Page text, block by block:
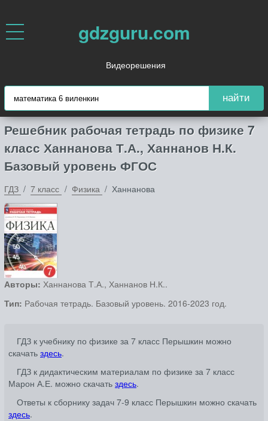
gdzguru.com
Видеорешения
найти
Решебник рабочая тетрадь по физике 7
класс Ханнанова Т.А., Ханнанов Н.К.
Базовый уровень ФГОС
ГДЗ 7 класс Физика Ханнанова
Авторы: Ханнанова Т.А., Ханнанов Н.К..
Тип: Рабочая тетрадь. Базовый уровень. 2016-2023 год.
ГДЗ к учебнику по физике за 7 класс Перышкин можно
скачать здесь.
ГДЗ к дидактическим материалам по физике за 7 класс
Марон А.Е. можно скачать здесь.
Ответы к сборнику задач 7-9 класс Перышкин можно скачать
здесь.